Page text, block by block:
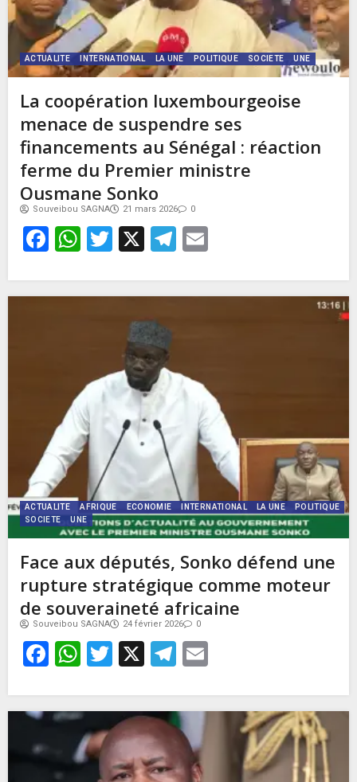
ACTUALITE INTERNATIONAL LA UNE POLITIQUE SOCIETE UNE
La coopération luxembourgeoise
menace de suspendre ses
financements au Sénégal : réaction
ferme du Premier ministre
Ousmane Sonko
Souveibou SAGNA 21 mars 2026 0
Facebook
WhatsApp
Twitter
X Telegram
ACTUALITE AFRIQUE ECONOMIE INTERNATIONAL LA UNE
POLITIQUE
SOCIETE
UNE
Face aux députés, Sonko défend une
rupture stratégique comme moteur
de souveraineté africaine
Souveibou SAGNA 24 février 2026 0
Facebook
WhatsApp
Twitter
X Telegram